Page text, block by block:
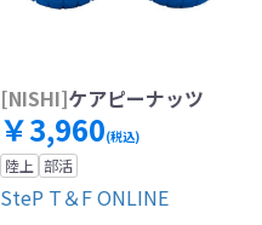
[NISHI]ケアピーナッツ
￥3,960(税込)
陸上 部活
SteP T＆F ONLINE